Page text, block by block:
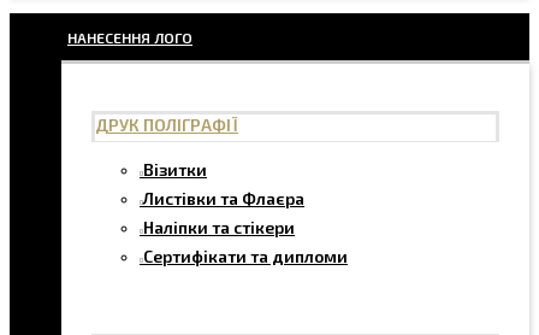
НАНЕСЕННЯ ЛОГО
ДРУК ПОЛІГРАФІЇ
Візитки
Листівки та Флаєра
Наліпки та стікери
Сертифікати та дипломи